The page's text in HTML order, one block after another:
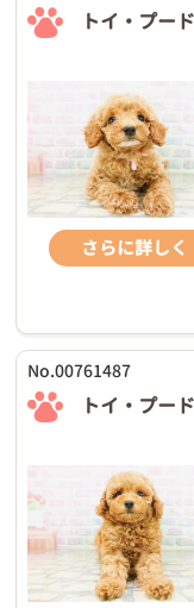
トイ・プー
さらに詳しく
No.00761487
トイ・プー